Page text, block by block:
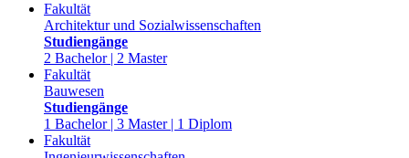
Fakultät
Architektur und Sozialwissenschaften
Studiengänge
2 Bachelor | 2 Master
Fakultät
Bauwesen
Studiengänge
1 Bachelor | 3 Master | 1 Diplom
Fakultät